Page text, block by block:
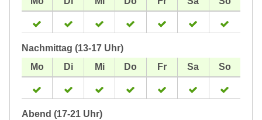
Nachmittag (13-17 Uhr)
Abend (17-21 Uhr)